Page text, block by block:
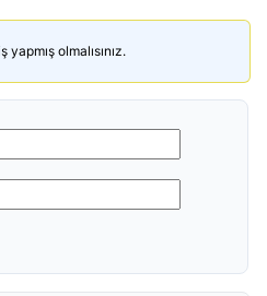
olmalısınız.